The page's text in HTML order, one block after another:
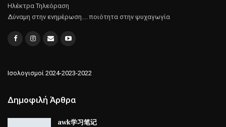
Ηλέκτρα Τηλεόραση
Δύναμη στην ενημέρωση.... ποιότητα στην ψυχαγωγία
Ισολογισμοί 2024-2023-2022
Δημοφιλή Άρθρα
awk学习笔记